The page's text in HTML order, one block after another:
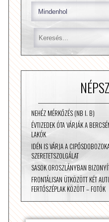
NEHÉZ MÉRKŐZÉS (NB I. B)
ÉVTIZEDEK ÓTA VÁRJÁK A
LAKÓK
IDÉN IS VÁRJA A
SZERETETSZOLGÁLAT
SASOK OROSZLÁNYBAN
FRONTÁLISAN ÜTKÖZÖTT KÉT
FERTŐSZÉPLAK KÖZÖTT – FOTÓK